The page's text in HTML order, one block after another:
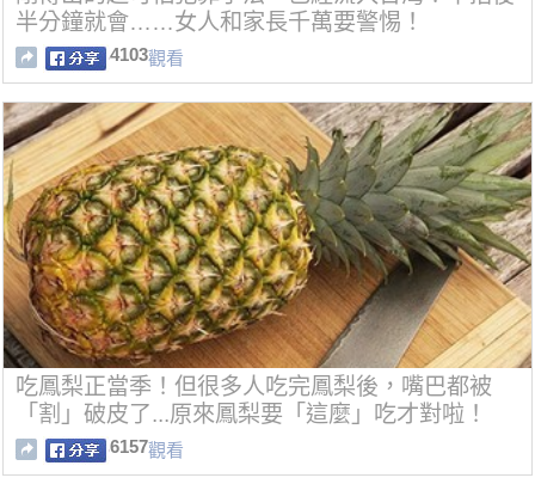
半分鐘就會……女人和家長千萬要警惕！
4103觀看
吃鳳梨正當季！但很多人吃完鳳梨後，嘴巴都被
「割」破皮了...原來鳳梨要「這麼」吃才對啦！
6157觀看